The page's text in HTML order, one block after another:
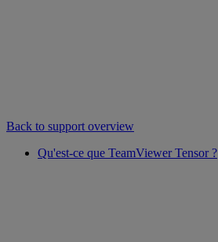
Back to support overview
Qu'est-ce que TeamViewer Tensor ?